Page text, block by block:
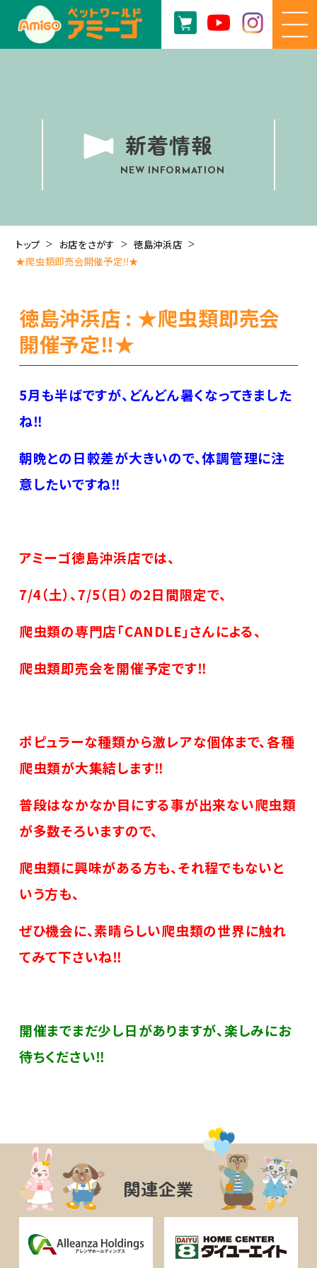
新着情報
NEW INFORMATION
トップ お店をさがす
徳島沖浜店
★爬虫類即売会開催予定‼★
徳島沖浜店 : ★爬虫類即売会
開催予定‼★
5月も半ばですが、どんどん暑くなってきました
ね‼
朝晩との日較差が大きいので、体調管理に注
意したいですね‼
アミーゴ徳島沖浜店では、
7/4（土）、7/5（日）の2日間限定で、
爬虫類の専門店「CANDLE」さんによる、
爬虫類即売会を開催予定です‼
ポピュラーな種類から激レアな個体まで、各種
爬虫類が大集結します‼
普段はなかなか目にする事が出来ない爬虫類
が多数そろいますので、
爬虫類に興味がある方も、それ程でもないと
いう方も、
ぜひ機会に、素晴らしい爬虫類の世界に触れ
てみて下さいね‼
開催までまだ少し日がありますが、楽しみにお
待ちください‼
関連企業